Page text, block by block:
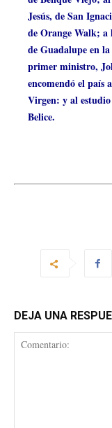
Jesús, de San
de Orange Walk; a
de Guadalupe en
primer ministro,
encomendó el país
Virgen: y al
Belice.
DEJA UNA